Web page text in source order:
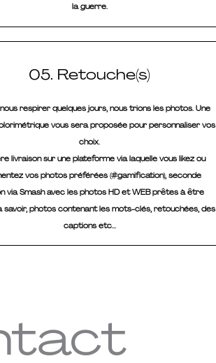
la guerre.
05. Retouche(s)
respirer quelques jours, nous trions les photos. Une
vous sera proposée pour personnaliser vos
choix.
livraison sur une plateforme via laquelle vous likez ou
vos photos préférées (#gamification), seconde
via Smash avec les photos HD et WEB prêtes à être
savoir, photos contenant les mots-clés, retouchées, des
captions etc...